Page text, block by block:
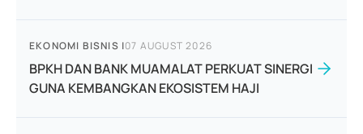
EKONOMI BISNIS |07 AUGUST 2026
BPKH DAN BANK MUAMALAT PERKUAT SINERGI
GUNA KEMBANGKAN EKOSISTEM HAJI